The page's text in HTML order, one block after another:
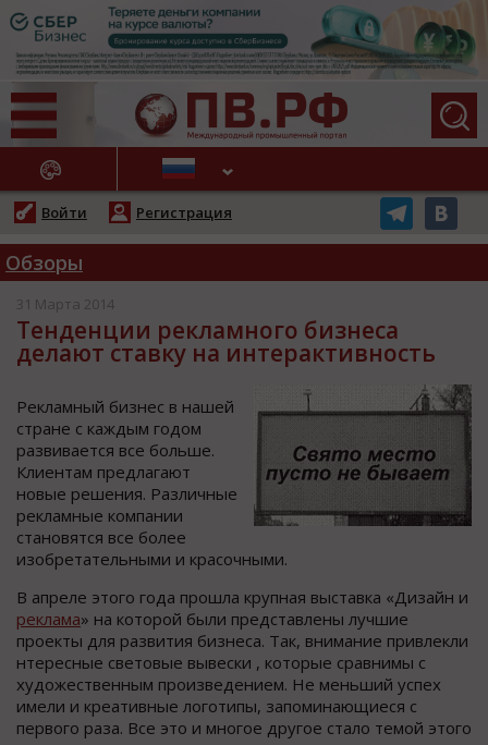
НОВОСТИ
Войти Регистрация
Обзоры
31 Марта 2014
Тенденции рекламного бизнеса
делают ставку на интерактивность
Рекламный бизнес в нашей
стране с каждым годом
развивается все больше.
Клиентам предлагают
новые решения. Различные
рекламные компании
становятся все более
изобретательными и красочными.
В апреле этого года прошла крупная выставка «Дизайн и
реклама» на которой были представлены лучшие
проекты для развития бизнеса. Так, внимание привлекли
нтересные световые вывески , которые сравнимы с
художественным произведением. Не меньший успех
имели и креативные логотипы, запоминающиеся с
первого раза. Все это и многое другое стало темой этого